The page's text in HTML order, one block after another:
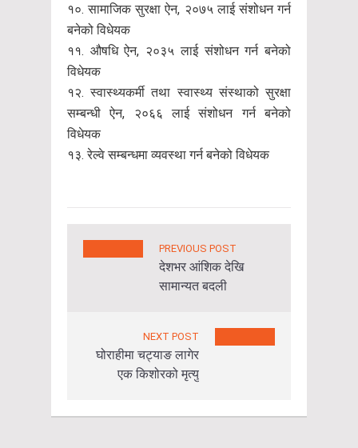
१०. सामाजिक सुरक्षा ऐन, २०७५ लाई संशोधन गर्न
बनेको विधेयक
११. औषधि ऐन, २०३५ लाई संशोधन गर्न बनेको
विधेयक
१२. स्वास्थ्यकर्मी तथा स्वास्थ्य संस्थाको सुरक्षा
सम्बन्धी ऐन, २०६६ लाई संशोधन गर्न बनेको
विधेयक
१३. रेल्वे सम्बन्धमा व्यवस्था गर्न बनेको विधेयक
PREVIOUS POST
देशभर आंशिक देखि
सामान्यत बदली
NEXT POST
घोराहीमा चट्याङ लागेर
एक किशोरको मृत्यु